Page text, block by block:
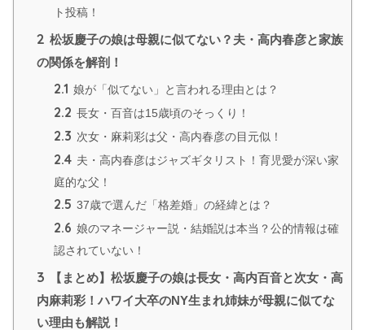
ト投稿！
2 松坂慶子の娘は母親に似てない？夫・高内春彦と家族
の関係を解剖！
2.1 娘が「似てない」と言われる理由とは？
2.2 長女・百音は15歳頃のそっくり！
2.3 次女・麻莉彩は父・高内春彦の目元似！
2.4 夫・高内春彦はジャズギタリスト！育児愛が深い家
庭的な父！
2.5 37歳で選んだ「格差婚」の経緯とは？
2.6 娘のマネージャー説・結婚説は本当？公的情報は確
認されていない！
3
【まとめ】松坂慶子の娘は長女・高内百音と次女・高
内麻莉彩！ハワイ大卒のNY生まれ姉妹が母親に似てな
い理由も解説！